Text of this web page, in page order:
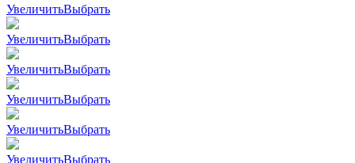
УвеличитьВыбрать
УвеличитьВыбрать
УвеличитьВыбрать
УвеличитьВыбрать
УвеличитьВыбрать
УвеличитьВыбрать